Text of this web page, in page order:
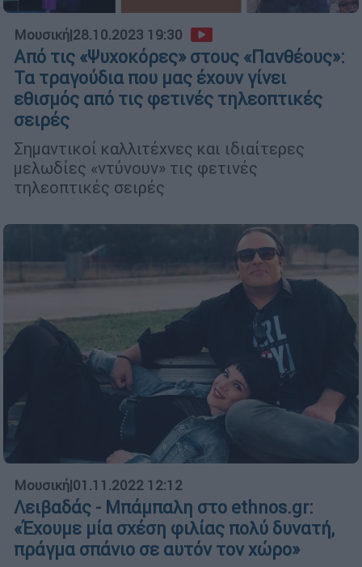
Μουσική|28.10.2023 19:30
Από τις «Ψυχοκόρες» στους «Πανθέους»:
Τα τραγούδια που μας έχουν γίνει
εθισμός από τις φετινές τηλεοπτικές
σειρές
Σημαντικοί καλλιτέχνες και ιδιαίτερες
μελωδίες «ντύνουν» τις φετινές
τηλεοπτικές σειρές
Μουσική|01.11.2022 12:12
Λειβαδάς - Μπάμπαλη στο ethnos.gr:
«Έχουμε μία σχέση φιλίας πολύ δυνατή,
πράγμα σπάνιο σε αυτόν τον χώρο»